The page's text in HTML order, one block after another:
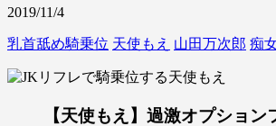
2019/11/4
乳首舐め騎乗位 天使もえ 山田万次郎 痴
【天使もえ】過激オプショ